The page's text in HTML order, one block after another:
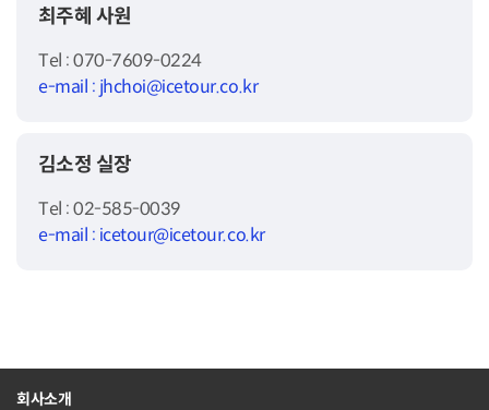
최주혜 사원
Tel : 070-7609-0224
e-mail : jhchoi@icetour.co.kr
김소정 실장
Tel : 02-585-0039
e-mail : icetour@icetour.co.kr
회사소개